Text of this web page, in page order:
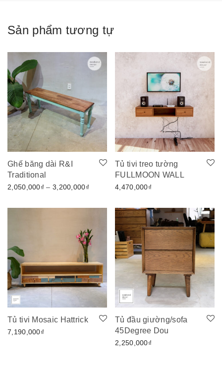
Sản phẩm tương tự
Ghế băng dài R&I
Traditional
2,050,000₫ – 3,200,000₫Khoảng giá: từ 2,050,000₫ đến
Tủ tivi treo tường
FULLMOON WALL
4,470,000₫
Tủ tivi Mosaic Hattrick
7,190,000₫
Tủ đầu giường/sofa
45Degree Dou
2,250,000₫